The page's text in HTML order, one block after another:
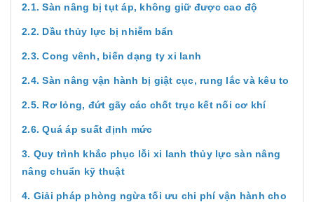
2.1. Sàn nâng bị tụt áp, không giữ được cao độ
2.2. Dầu thủy lực bị nhiễm bẩn
2.3. Cong vênh, biến dạng ty xi lanh
2.4. Sàn nâng vận hành bị giật cục, rung lắc và kêu to
2.5. Rơ lỏng, đứt gãy các chốt trục kết nối cơ khí
2.6. Quá áp suất định mức
3. Quy trình khắc phục lỗi xi lanh thủy lực sàn nâng
nâng chuẩn kỹ thuật
4. Giải pháp phòng ngừa tối ưu chi phí vận hành cho